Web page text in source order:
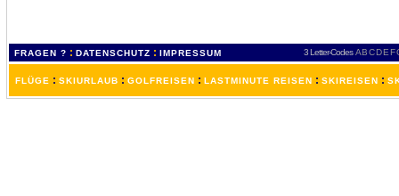
FRAGEN ? : DATENSCHUTZ : IMPRESSUM 3 Letter-Codes ABCDEF
FLÜGE : SKIURLAUB : GOLFREISEN : LASTMINUTE REISEN : SKIREISEN :